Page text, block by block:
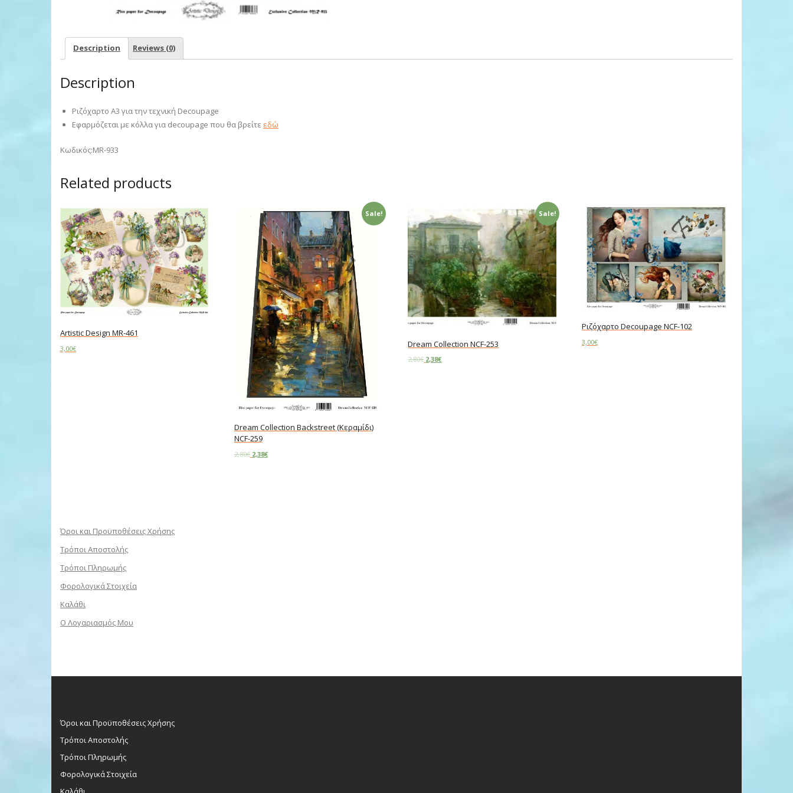
Description Reviews (0)
Description
Ριζόχαρτο Α3 για την τεχνική Decoupage
Εφαρμόζεται με κόλλα για decoupage που θα βρείτε εδώ
Κωδικός:MR-933
Related products
Artistic Design MR-461
3,00€
Sale!
Dream Collection Backstreet (Κεραμίδι)
NCF-259
2,80€ 2,38€
Sale!
Dream Collection NCF-253
2,80€ 2,38€
Ριζόχαρτο Decoupage NCF-102
3,00€
Όροι και Προϋποθέσεις Χρήσης
Τρόποι Αποστολής
Τρόποι Πληρωμής
Φορολογικά Στοιχεία
Καλάθι
Ο Λογαριασμός Μου
Όροι και Προϋποθέσεις Χρήσης
Τρόποι Αποστολής
Τρόποι Πληρωμής
Φορολογικά Στοιχεία